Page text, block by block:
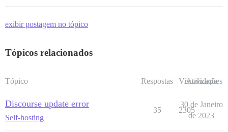
exibir postagem no tópico
Tópicos relacionados
Tópico Respostas Visualizações
Atividade
Discourse update error
Self-hosting
35 2305
30 de Janeiro
de 2023